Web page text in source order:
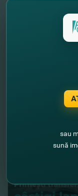
Rămâneţi chiar şi
Alte
sau
sună